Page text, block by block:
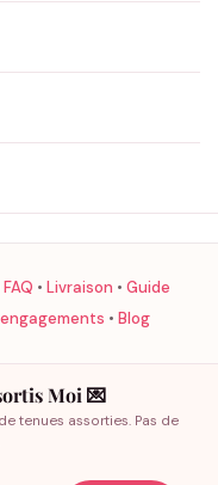
FAQ • Livraison • Guide
• Blog
Moi 💌
tenues assorties. Pas de